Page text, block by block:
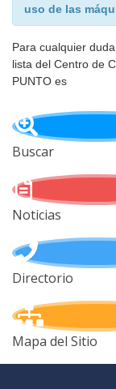
uso de las
Para cualquier
lista del Centro de
PUNTO es
Buscar
Noticias
Directorio
Mapa del Sitio